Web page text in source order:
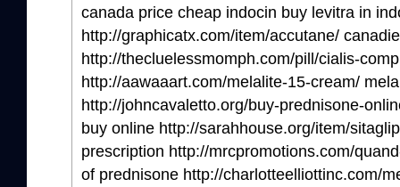
canada price cheap indocin buy levitra in
http://graphicatx.com/item/accutane/
http://thecluelessmomph.com/pill/cialis-
http://aawaaart.com/melalite-15-cream/
http://johncavaletto.org/buy-prednisone-
buy online http://sarahhouse.org/item/
prescription http://mrcpromotions.com/
of prednisone http://charlotteelliottinc.com/